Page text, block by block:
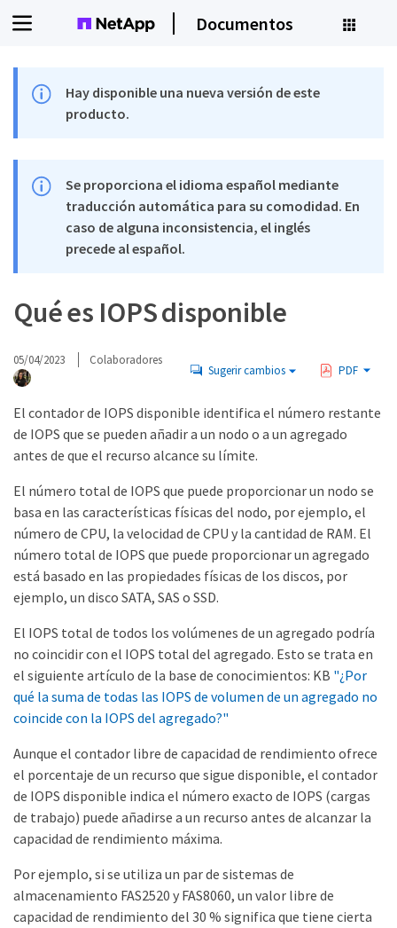
Documentos
Hay disponible una nueva versión de este
producto.
Se proporciona el idioma español mediante
traducción automática para su comodidad. En
caso de alguna inconsistencia, el inglés
precede al español.
Qué es IOPS disponible
05/04/2023 Colaboradores
Sugerir cambios PDF
El contador de IOPS disponible identifica el número restante
de IOPS que se pueden añadir a un nodo o a un agregado
antes de que el recurso alcance su límite.
El número total de IOPS que puede proporcionar un nodo se
basa en las características físicas del nodo, por ejemplo, el
número de CPU, la velocidad de CPU y la cantidad de RAM. El
número total de IOPS que puede proporcionar un agregado
está basado en las propiedades físicas de los discos, por
ejemplo, un disco SATA, SAS o SSD.
El IOPS total de todos los volúmenes de un agregado podría
no coincidir con el IOPS total del agregado. Esto se trata en
el siguiente artículo de la base de conocimientos: KB "¿Por
qué la suma de todas las IOPS de volumen de un agregado no
coincide con la IOPS del agregado?"
Aunque el contador libre de capacidad de rendimiento ofrece
el porcentaje de un recurso que sigue disponible, el contador
de IOPS disponible indica el número exacto de IOPS (cargas
de trabajo) puede añadirse a un recurso antes de alcanzar la
capacidad de rendimiento máxima.
Por ejemplo, si se utiliza un par de sistemas de
almacenamiento FAS2520 y FAS8060, un valor libre de
capacidad de rendimiento del 30 % significa que tiene cierta